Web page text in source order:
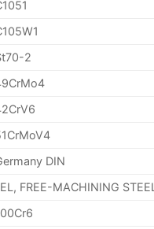
2
DIN
FREE-MACHINING STEEL